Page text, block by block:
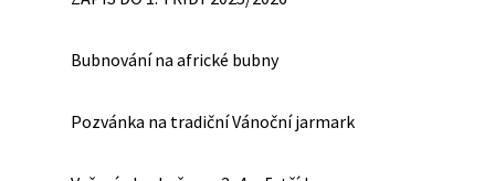
Bubnování na africké bubny
Pozvánka na tradiční Vánoční jarmark